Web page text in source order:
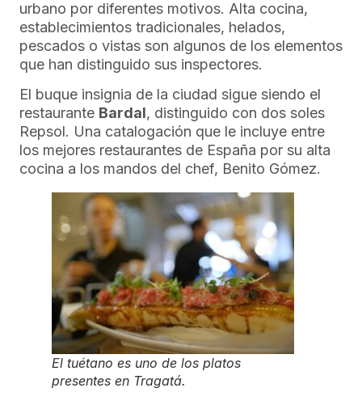
urbano por diferentes motivos. Alta cocina,
establecimientos tradicionales, helados,
pescados o vistas son algunos de los elementos
que han distinguido sus inspectores.
El buque insignia de la ciudad sigue siendo el
restaurante Bardal, distinguido con dos soles
Repsol. Una catalogación que le incluye entre
los mejores restaurantes de España por su alta
cocina a los mandos del chef, Benito Gómez.
El tuétano es uno de los platos
presentes en Tragatá.